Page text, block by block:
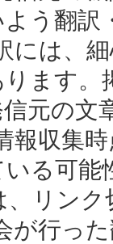
う翻訳
は、
ます。
元の文
収集
る可
リン
行っ